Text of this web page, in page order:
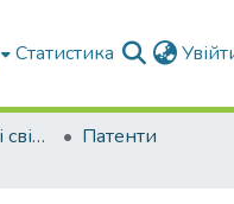
Статистика
Патенти та авторські свідоцтва
Патенти